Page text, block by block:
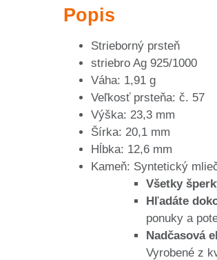
Popis
Strieborný prsteň
striebro Ag 925/1000
Váha: 1,91 g
Veľkosť prsteňa: č. 57
Výška: 23,3 mm
Šírka: 20,1 mm
Hĺbka: 12,6 mm
Kameň: Syntetický
Všetky
Hľadáte
ponuky a
Nadčasová
Vyrobené z